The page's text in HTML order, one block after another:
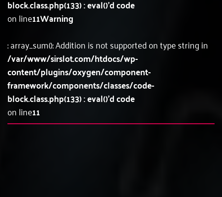
block.class.php(133) : eval()'d code
on line11Warning
: array_sum(): Addition is not supported on type string in
/var/www/sirslot.com/htdocs/wp-
content/plugins/oxygen/component-
framework/components/classes/code-
block.class.php(133) : eval()'d code
on line11